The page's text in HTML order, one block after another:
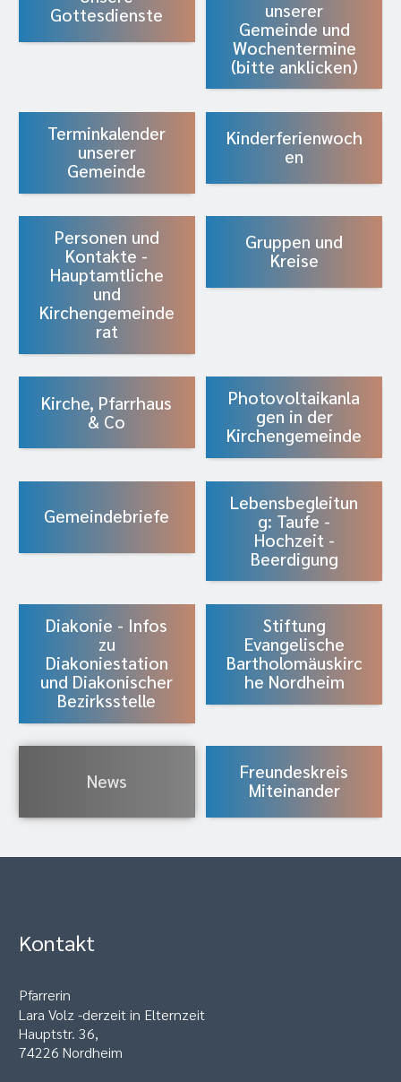
Gottesdienste
unserer
Gemeinde und
Wochentermine
(bitte anklicken)
Terminkalender
unserer
Gemeinde
Kinderferienwoch
en
Personen und
Kontakte -
Hauptamtliche
und
Kirchengemeinde
rat
Gruppen und
Kreise
Kirche, Pfarrhaus
& Co
Photovoltaikanla
gen in der
Kirchengemeinde
Gemeindebriefe
Lebensbegleitun
g: Taufe -
Hochzeit -
Beerdigung
Diakonie - Infos
zu
Diakoniestation
und Diakonischer
Bezirksstelle
Stiftung
Evangelische
Bartholomäuskirc
he Nordheim
News
Freundeskreis
Miteinander
Kontakt
Pfarrerin
Lara Volz -derzeit in Elternzeit
Hauptstr. 36,
74226 Nordheim